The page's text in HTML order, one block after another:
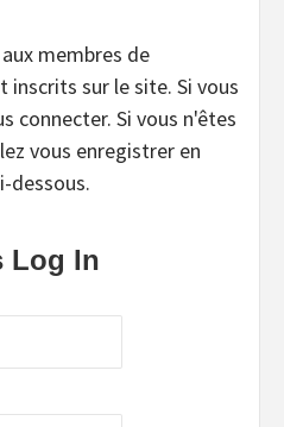
membres de
inscrits sur le site. Si vous
connecter. Si vous n'êtes
vous enregistrer en
dessous.
Log In